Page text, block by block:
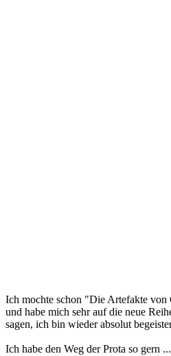
Ich mochte schon "Die Artefakte von
und habe mich sehr auf die neue
sagen, ich bin wieder absolut
Ich habe den Weg der Prota so gern ...